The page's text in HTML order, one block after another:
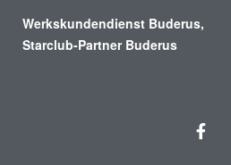
Werkskundendienst Buderus,
Starclub-Partner Buderus